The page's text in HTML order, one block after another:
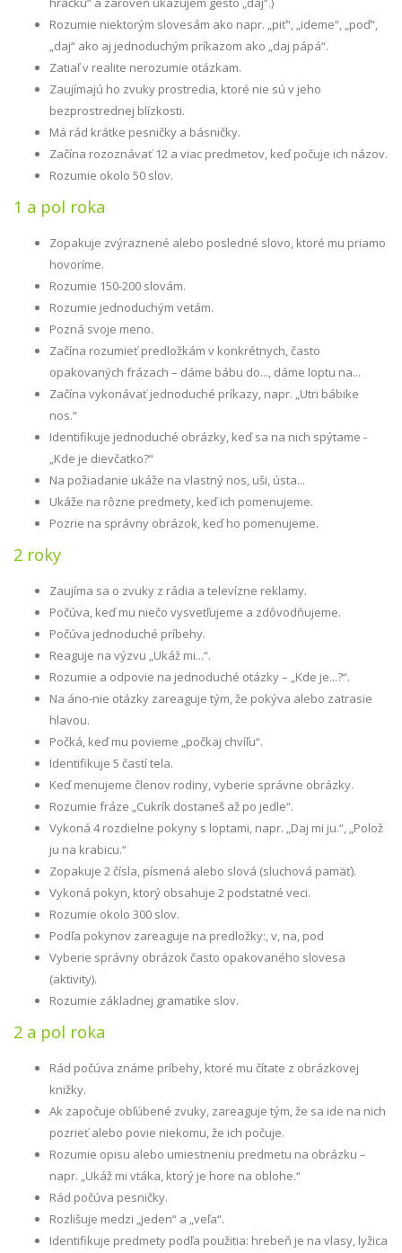
Rozumie niektorým slovesám ako napr. „piť“, „ideme“, „poď“,
„daj“ ako aj jednoduchým príkazom ako „daj pápá“.
Zatiaľ v realite nerozumie otázkam.
Zaujímajú ho zvuky prostredia, ktoré nie sú v jeho
bezprostrednej blízkosti.
Má rád krátke pesničky a básničky.
Začína rozoznávať 12 a viac predmetov, keď počuje ich názov.
Rozumie okolo 50 slov.
1 a pol roka
Zopakuje zvýraznené alebo posledné slovo, ktoré mu priamo
hovoríme.
Rozumie 150-200 slovám.
Rozumie jednoduchým vetám.
Pozná svoje meno.
Začína rozumieť predložkám v konkrétnych, často
opakovaných frázach – dáme bábu do..., dáme loptu na...
Začína vykonávať jednoduché príkazy, napr. „Utri bábike
nos.“
Identifikuje jednoduché obrázky, keď sa na nich spýtame -
„Kde je dievčatko?“
Na požiadanie ukáže na vlastný nos, uši, ústa...
Ukáže na rôzne predmety, keď ich pomenujeme.
Pozrie na správny obrázok, keď ho pomenujeme.
2 roky
Zaujíma sa o zvuky z rádia a televízne reklamy.
Počúva, keď mu niečo vysvetľujeme a zdôvodňujeme.
Počúva jednoduché príbehy.
Reaguje na výzvu „Ukáž mi...“.
Rozumie a odpovie na jednoduché otázky – „Kde je...?“.
Na áno-nie otázky zareaguje tým, že pokýva alebo zatrasie
hlavou.
Počká, keď mu povieme „počkaj chvíľu“.
Identifikuje 5 častí tela.
Keď menujeme členov rodiny, vyberie správne obrázky.
Rozumie fráze „Cukrík dostaneš až po jedle“.
Vykoná 4 rozdielne pokyny s loptami, napr. „Daj mi ju.“, „Polož
ju na krabicu.“
Zopakuje 2 čísla, písmená alebo slová (sluchová pamäť).
Vykoná pokyn, ktorý obsahuje 2 podstatné veci.
Rozumie okolo 300 slov.
Podľa pokynov zareaguje na predložky:, v, na, pod
Vyberie správny obrázok často opakovaného slovesa
(aktivity).
Rozumie základnej gramatike slov.
2 a pol roka
Rád počúva známe príbehy, ktoré mu čítate z obrázkovej
knižky.
Ak započuje obľúbené zvuky, zareaguje tým, že sa ide na nich
pozrieť alebo povie niekomu, že ich počuje.
Rozumie opisu alebo umiestneniu predmetu na obrázku –
napr. „Ukáž mi vtáka, ktorý je hore na oblohe.“
Rád počúva pesničky.
Rozlišuje medzi „jeden“ a „veľa“.
Identifikuje predmety podľa použitia: hrebeň je na vlasy, lyžica